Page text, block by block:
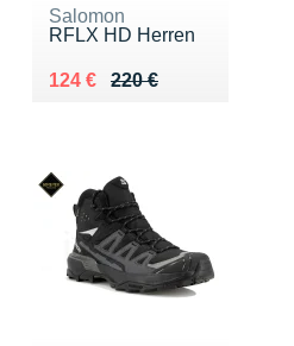
Salomon
RFLX HD Herren
220 €
Au lieu de 220 €
124 €
Vendu 124 €